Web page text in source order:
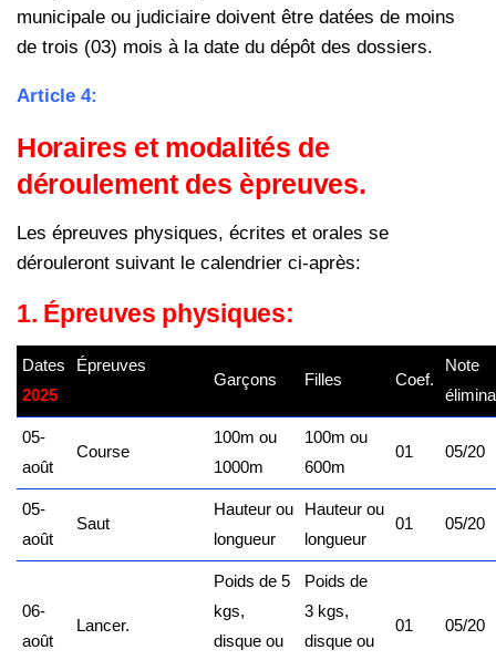
municipale ou judiciaire doivent être datées de moins
de trois (03) mois à la date du dépôt des dossiers.
Article 4:
Horaires et modalités de
déroulement des èpreuves.
Les épreuves physiques, écrites et orales se
dérouleront suivant le calendrier ci-après:
1. Épreuves physiques:
Dates
2025
Épreuves
Garçons Filles Coef.
Note
05-
août
Course
100m ou
1000m
100m ou
600m
01 05/20
05-
août
Saut
Hauteur ou
longueur
Hauteur ou
longueur
01 05/20
06-
août
Lancer.
Poids de 5
kgs,
disque ou
Poids de
3 kgs,
disque ou
01 05/20